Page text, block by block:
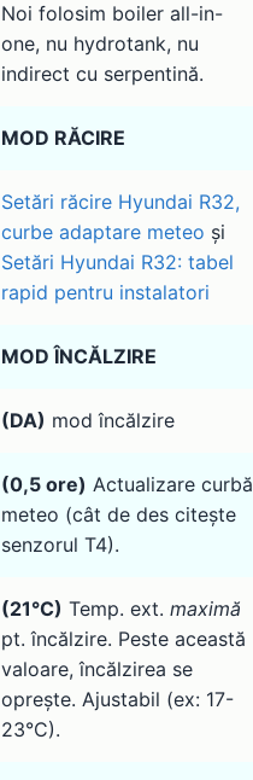
Noi folosim boiler all-in-
one, nu hydrotank, nu
indirect cu serpentină.
MOD RĂCIRE
Setări răcire Hyundai R32,
curbe adaptare meteo și
Setări Hyundai R32: tabel
rapid pentru instalatori
MOD ÎNCĂLZIRE
(DA) mod încălzire
(0,5 ore) Actualizare curbă
meteo (cât de des citește
senzorul T4).
(21°C) Temp. ext. maximă
pt. încălzire. Peste această
valoare, încălzirea se
oprește. Ajustabil (ex: 17-
23°C).